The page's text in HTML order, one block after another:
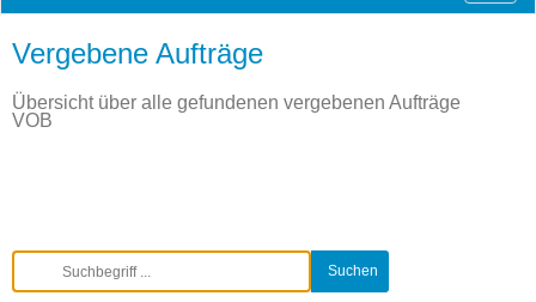
Vergebene Aufträge
Übersicht über alle gefundenen vergebenen Aufträge
VOB